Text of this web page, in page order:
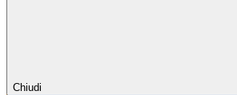
Chiudi